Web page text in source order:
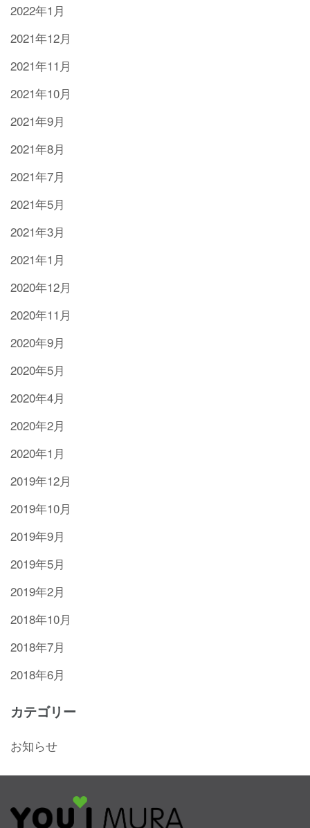
2022年1月
2021年12月
2021年11月
2021年10月
2021年9月
2021年8月
2021年7月
2021年5月
2021年3月
2021年1月
2020年12月
2020年11月
2020年9月
2020年5月
2020年4月
2020年2月
2020年1月
2019年12月
2019年10月
2019年9月
2019年5月
2019年2月
2018年10月
2018年7月
2018年6月
カテゴリー
お知らせ